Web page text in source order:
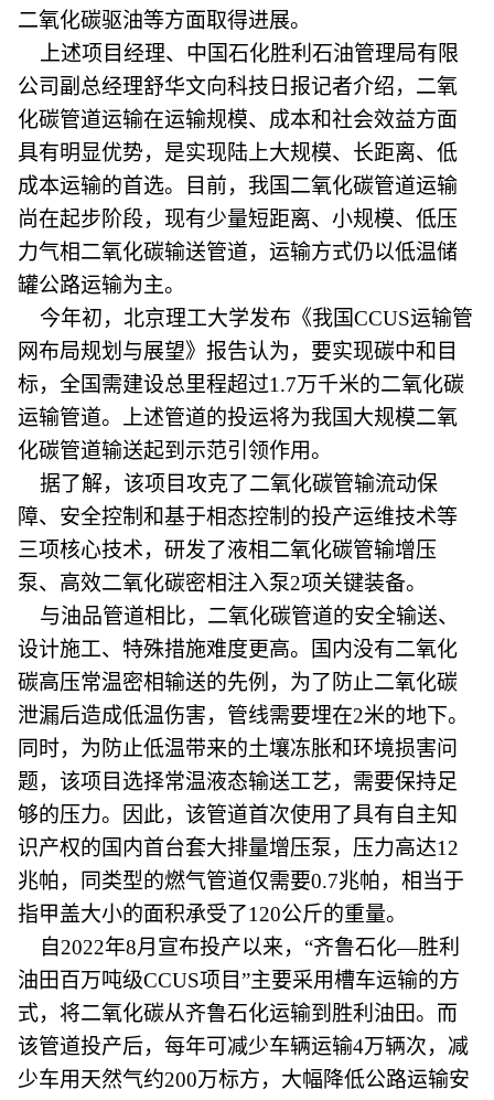
二氧化碳驱油等方面取得进展。
上述项目经理、中国石化胜利石油管理局有限
公司副总经理舒华文向科技日报记者介绍，二氧
化碳管道运输在运输规模、成本和社会效益方面
具有明显优势，是实现陆上大规模、长距离、低
成本运输的首选。目前，我国二氧化碳管道运输
尚在起步阶段，现有少量短距离、小规模、低压
力气相二氧化碳输送管道，运输方式仍以低温储
罐公路运输为主。
今年初，北京理工大学发布《我国CCUS运输管
网布局规划与展望》报告认为，要实现碳中和目
标，全国需建设总里程超过1.7万千米的二氧化碳
运输管道。上述管道的投运将为我国大规模二氧
化碳管道输送起到示范引领作用。
据了解，该项目攻克了二氧化碳管输流动保
障、安全控制和基于相态控制的投产运维技术等
三项核心技术，研发了液相二氧化碳管输增压
泵、高效二氧化碳密相注入泵2项关键装备。
与油品管道相比，二氧化碳管道的安全输送、
设计施工、特殊措施难度更高。国内没有二氧化
碳高压常温密相输送的先例，为了防止二氧化碳
泄漏后造成低温伤害，管线需要埋在2米的地下。
同时，为防止低温带来的土壤冻胀和环境损害问
题，该项目选择常温液态输送工艺，需要保持足
够的压力。因此，该管道首次使用了具有自主知
识产权的国内首台套大排量增压泵，压力高达12
兆帕，同类型的燃气管道仅需要0.7兆帕，相当于
指甲盖大小的面积承受了120公斤的重量。
自2022年8月宣布投产以来，“齐鲁石化—胜利
油田百万吨级CCUS项目”主要采用槽车运输的方
式，将二氧化碳从齐鲁石化运输到胜利油田。而
该管道投产后，每年可减少车辆运输4万辆次，减
少车用天然气约200万标方，大幅降低公路运输安